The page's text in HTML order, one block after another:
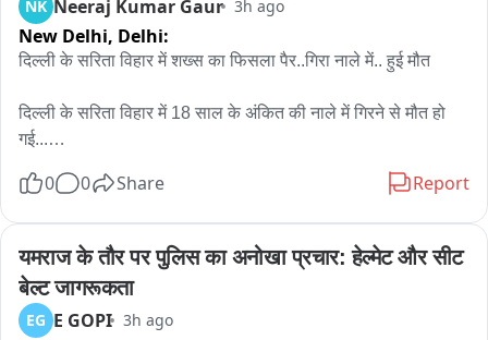
NK Neeraj Kumar Gaur 3h ago
New Delhi, Delhi:
दिल्ली के सरिता विहार में शख्स का फिसला पैर..गिरा नाले में.. हुई मौत
दिल्ली के सरिता विहार में 18 साल के अंकित की नाले में गिरने से मौत हो
गई...
जा रहा था..तभी नाले की पुलिया को क्रोस करने के बाद.. पानी का फ्लो
वो नाले में पानी के बहाव के साथ बह गया..
0 0 Share Report
यमराज के तौर पर पुलिस का अनोखा प्रचार: हेल्मेट और सीट
बेल्ट जागरूकता
EG E GOPI 3h ago